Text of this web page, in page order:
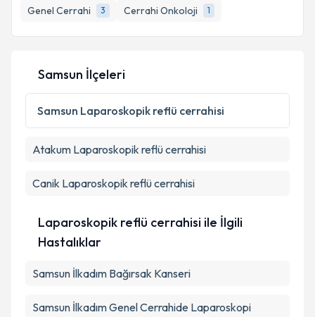
Genel Cerrahi
3 Cerrahi Onkoloji 1
E-posta Adresiniz
Kişisel verilerimin işlenmesine ilişkinAydınlatma
Metni
'ni okudum ve kişisel verilerimin belirtilen
kapsamda işlenmesini kabul ediyorum.
Samsun İlçeleri
Samsun Laparoskopik reflü cerrahisi
Atakum Laparoskopik reflü cerrahisi
Canik Laparoskopik reflü cerrahisi
Laparoskopik reflü cerrahisi ile İlgili
Hastalıklar
Samsun İlkadım Bağırsak Kanseri
Samsun İlkadım Genel Cerrahide Laparoskopi